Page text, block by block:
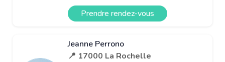
Prendre rendez-vous
Jeanne Perrono
📍 17000 La Rochelle